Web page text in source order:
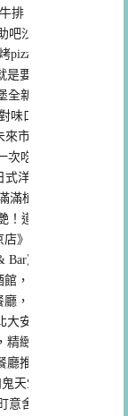
排，全新菜單米其
吧沙拉/甜點勝過牛
pizza自製義大利麵
是要直火烤阿！肉控
全新改版菜單，南京
味口的西班牙菜，
來市)，平價好吃的
次吃到破萬，米其林
洋食信義店，隱身
滿植栽的繽紛世界，
！道道用心美味高貴
》豬腳皮脆肉嫩又
Bar》濃濃英倫風情
，平價的高級享受
，用餐時段絕對一
大安區精緻私廚推薦
精緻歐風私宅料理，
廳推薦，巧哚洋房-必
天堂！乾式熟成牛
意舍酒店，超棒採光